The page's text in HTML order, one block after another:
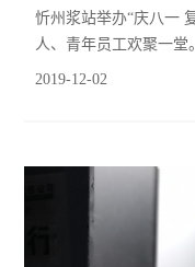
忻州浆站举办“庆八一
人、青年员工欢聚一堂。
2019-12-02